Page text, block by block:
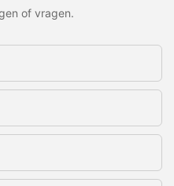
of vragen.